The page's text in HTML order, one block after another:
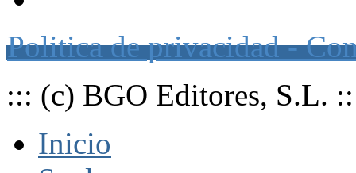
Politica de privacidad -
::: (c) BGO Editores, S.L.
Inicio